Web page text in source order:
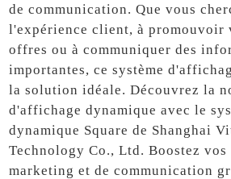
de communication. Que vous
l'expérience client, à promouvoir
offres ou à communiquer des
importantes, ce système
la solution idéale. Découvrez la
d'affichage dynamique avec le
dynamique Square de Shanghai
Technology Co., Ltd. Boostez
marketing et de communication